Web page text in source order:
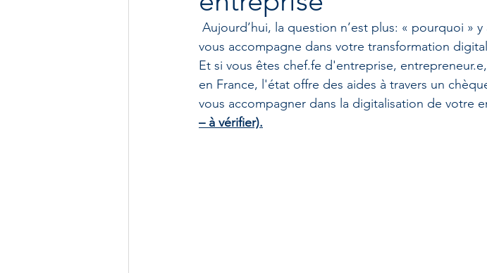
vous accompagne dans votre transformation
Et si vous êtes chef.fe d'entreprise,
en France, l'état offre des aides à travers un
vous accompagner dans la digitalisation de votre
– à vérifier).